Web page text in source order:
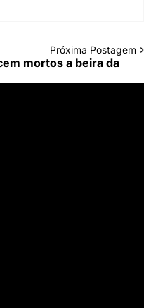
Próxima Postagem
mortos a beira da